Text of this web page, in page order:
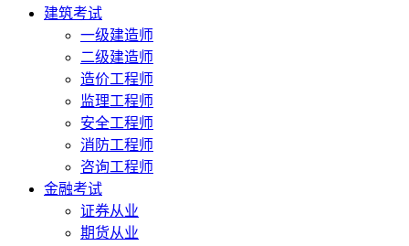
建筑考试
一级建造师
二级建造师
造价工程师
监理工程师
安全工程师
消防工程师
咨询工程师
金融考试
证券从业
期货从业